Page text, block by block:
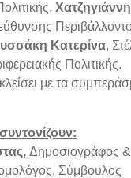
Κατερίνα,
Πολιτικής.
με τα
:
Δημοσιογράφος &
Σύμβουλος